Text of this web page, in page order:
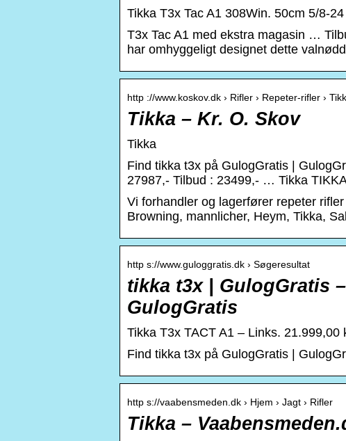
Tikka T3x Tac A1 308Win. 50cm 5/8-
T3x Tac A1 med ekstra magasin …
har omhyggeligt designet dette
http ://www.koskov.dk › Rifler › Repeter-rifler ›
Tikka – Kr. O. Skov
Tikka
Find tikka t3x på GulogGratis |
27987,- Tilbud : 23499,- … Tikka
Vi forhandler og lagerfører repeter
Browning, mannlicher, Heym, Tikka,
http s://www.guloggratis.dk › Søgeresultat
tikka t3x | GulogGratis
GulogGratis
Tikka T3x TACT A1 – Links.
Find tikka t3x på GulogGratis |
http s://vaabensmeden.dk › Hjem › Jagt › Rifler
Tikka –